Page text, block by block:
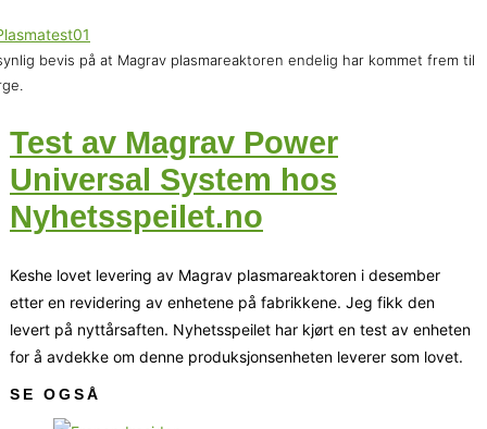
bevis på at Magrav plasmareaktoren endelig har kommet frem til
Test av Magrav Power
Universal System hos
Nyhetsspeilet.no
Keshe lovet levering av Magrav plasmareaktoren i desember
etter en revidering av enhetene på fabrikkene. Jeg fikk den
levert på nyttårsaften. Nyhetsspeilet har kjørt en test av enheten
for å avdekke om denne produksjonsenheten leverer som lovet.
SE OGSÅ